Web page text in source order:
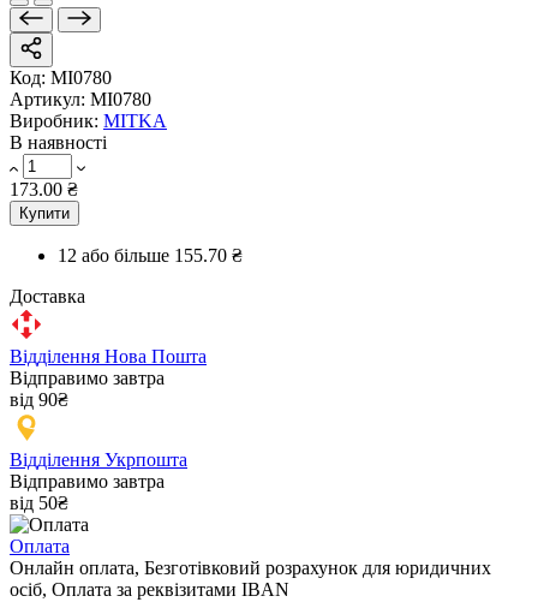
Код: MI0780
Артикул: MI0780
Виробник: MITKA
В наявності
173.00 ₴
Купити
12 або більше 155.70 ₴
Доставка
Відділення Нова Пошта
Відправимо завтра
від 90₴
Відділення Укрпошта
Відправимо завтра
від 50₴
Оплата
Онлайн оплата, Безготівковий розрахунок для юридичних
осіб, Оплата за реквізитами IBAN